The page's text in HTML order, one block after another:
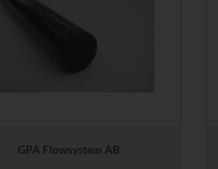
GPA Flowsystem AB